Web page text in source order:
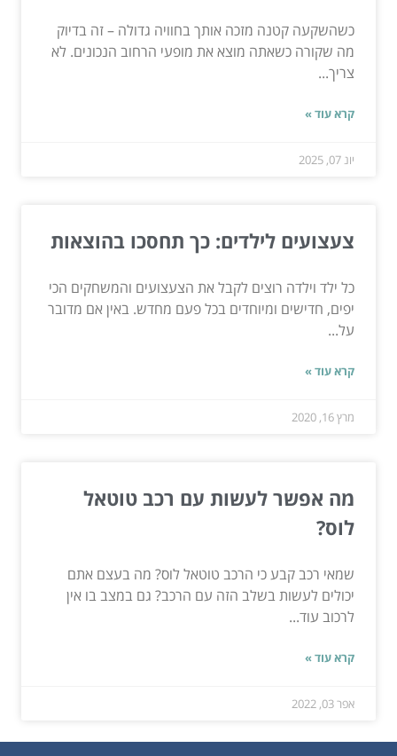
כשהשקעה קטנה מזכה אותך בחוויה גדולה – זה בדיוק
מה שקורה כשאתה מוצא את מופעי הרחוב הנכונים. לא
צריך...
קרא עוד »
יונ 07, 2025
צעצועים לילדים: כך תחסכו בהוצאות
כל ילד וילדה רוצים לקבל את הצעצועים והמשחקים הכי
יפים, חדישים ומיוחדים בכל פעם מחדש. באין אם מדובר
על...
קרא עוד »
מרץ 16, 2020
מה אפשר לעשות עם רכב טוטאל
לוס?
שמאי רכב קבע כי הרכב טוטאל לוס? מה בעצם אתם
יכולים לעשות בשלב הזה עם הרכב? גם במצב בו אין
לרכוב עוד...
קרא עוד »
אפר 03, 2022